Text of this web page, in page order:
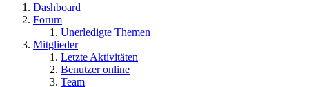
Dashboard
Forum
Unerledigte Themen
Mitglieder
Letzte Aktivitäten
Benutzer online
Team